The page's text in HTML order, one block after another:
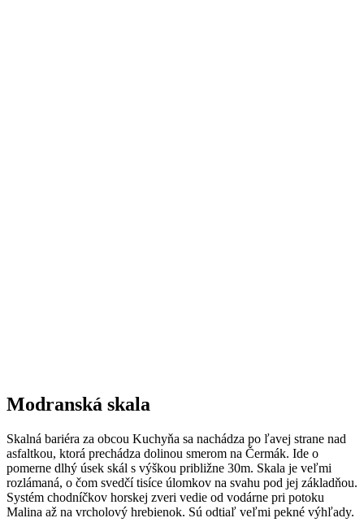
Modranská skala
Skalná bariéra za obcou Kuchyňa sa nachádza po ľavej strane nad
asfaltkou, ktorá prechádza dolinou smerom na Čermák. Ide o
pomerne dlhý úsek skál s výškou približne 30m. Skala je veľmi
rozlámaná, o čom svedčí tisíce úlomkov na svahu pod jej základňou.
Systém chodníčkov horskej zveri vedie od vodárne pri potoku
Malina až na vrcholový hrebienok. Sú odtiaľ veľmi pekné výhľady.